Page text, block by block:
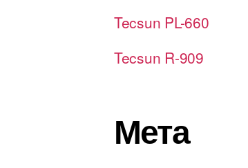
Tecsun PL-660
Tecsun R-909
Мета